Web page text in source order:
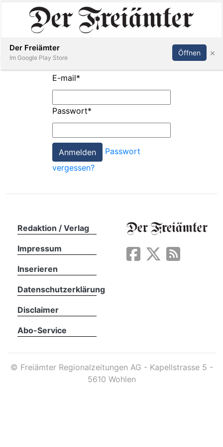
Paper
App
Inserieren Abonnieren Anmelden
E-mail*
Passwort*
Passwort
vergessen?
Redaktion / Verlag
Impressum
Inserieren
Datenschutzerklärung
Disclaimer
Abo-Service
© Freiämter Regionalzeitungen AG - Kapellstrasse 5 -
5610 Wohlen
Der Freiämter
Im Google Play Store
Öffnen ×